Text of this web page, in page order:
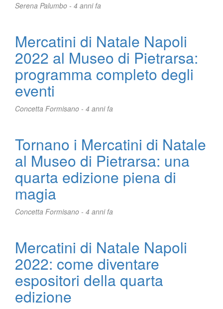
Serena Palumbo - 4 anni fa
Mercatini di Natale Napoli
2022 al Museo di Pietrarsa:
programma completo degli
eventi
Concetta Formisano - 4 anni fa
Tornano i Mercatini di Natale
al Museo di Pietrarsa: una
quarta edizione piena di
magia
Concetta Formisano - 4 anni fa
Mercatini di Natale Napoli
2022: come diventare
espositori della quarta
edizione